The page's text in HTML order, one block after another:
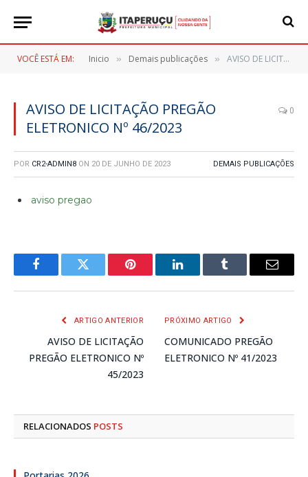
VOCÊ ESTÁ EM: Inicio » Demais publicações » AVISO DE LICITAÇÃO PREGÃO ELETRONICO Nº 46/2023
AVISO DE LICITAÇÃO PREGÃO
ELETRONICO Nº 46/2023
0
POR CR2-ADMIN8 ON 20 DE JUNHO DE 2023 DEMAIS PUBLICAÇÕES
aviso pregao
FacebookTwitter Pinterest LinkedInTumblr
E-
ARTIGO ANTERIOR
AVISO DE LICITAÇÃO
PREGÃO ELETRONICO Nº
45/2023
PRÓXIMO ARTIGO
COMUNICADO PREGÃO
ELETRONICO Nº 41/2023
RELACIONADOS POSTS